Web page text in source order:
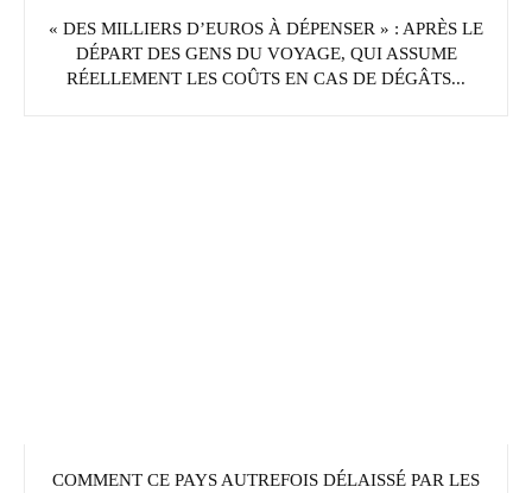
« DES MILLIERS D’EUROS À DÉPENSER » : APRÈS LE
DÉPART DES GENS DU VOYAGE, QUI ASSUME
RÉELLEMENT LES COÛTS EN CAS DE DÉGÂTS...
COMMENT CE PAYS AUTREFOIS DÉLAISSÉ PAR LES